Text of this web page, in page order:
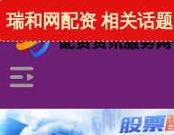
瑞和网配资 相关话题